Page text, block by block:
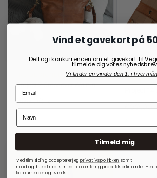
Project 2 Crossover Walnut
999,00kr.
På lager
699,00
Vind et gavekort på
Deltag i konkurrencen om et gavekort til
tilmelde dig vores
Vi finder en vinder den 1. i hver
Tilmeld mig
Ved tilmelding accepterer jegprivatlivspolitkken samt
modtagelse af mails med info omkring produktsortimentet.
konkurrencer og events.